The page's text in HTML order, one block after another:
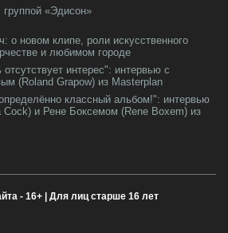
«Эдисон»
о новом клипе, роли искусственного
и любимом городе
интерес": интервью с
(Roland Grapow) из Masterplan
классный альбом!": интервью
Cock) и Рене Боксемом (Rene Boxem) из
- 16+ | Для лиц старше 16 лет